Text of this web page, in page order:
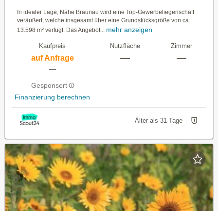
In idealer Lage, Nähe Braunau wird eine Top-Gewerbeliegenschaft
veräußert, welche insgesamt über eine Grundstücksgröße von ca.
13.598 m² verfügt. Das Angebot...
mehr anzeigen
Kaufpreis
auf Anfrage
—
Gesponsert
Finanzierung berechnen
Nutzfläche
—
Zimmer
—
Älter als 31 Tage